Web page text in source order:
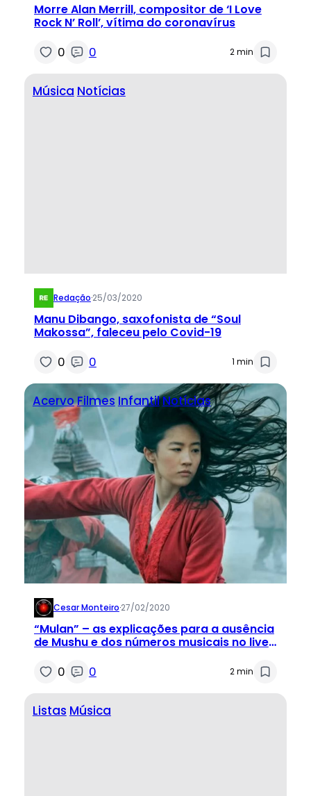
Morre Alan Merrill, compositor de ‘I Love
Rock N’ Roll’, vítima do coronavírus
0 0 2 min
Música Notícias
Redação·25/03/2020
Manu Dibango, saxofonista de “Soul
Makossa”, faleceu pelo Covid-19
0 0 1 min
AcervoFilmes InfantilNotícias
Cesar Monteiro·27/02/2020
“Mulan” – as explicações para a ausência
de Mushu e dos números musicais no live
0 0 2 min
Listas Música